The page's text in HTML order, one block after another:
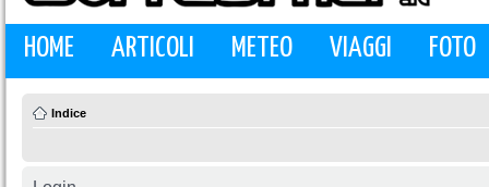
HOME ARTICOLI METEO VIAGGI FOTO
Indice